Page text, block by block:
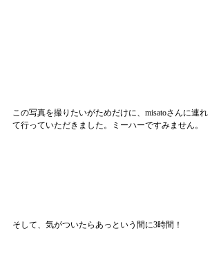
この写真を撮りたいがためだけに、misatoさんに連れ
て行っていただきました。ミーハーですみません。
そして、気がついたらあっという間に3時間！